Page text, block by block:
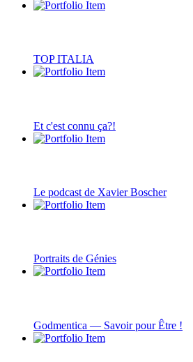
TOP ITALIA
Et c'est connu ça?!
Le podcast de Xavier Boscher
Portraits de Génies
Godmentica — Savoir pour Être !